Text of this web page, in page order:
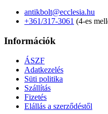
antikbolt@ecclesia.hu
+361/317-3061 (4-es
Információk
ÁSZF
Adatkezelés
Süti politika
Szállítás
Fizetés
Elállás a szerződéstől